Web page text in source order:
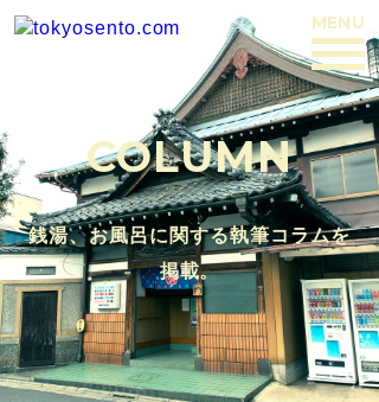
COLUMN
銭湯、お風呂に関する執筆コラムを
掲載。
MENU
BACK